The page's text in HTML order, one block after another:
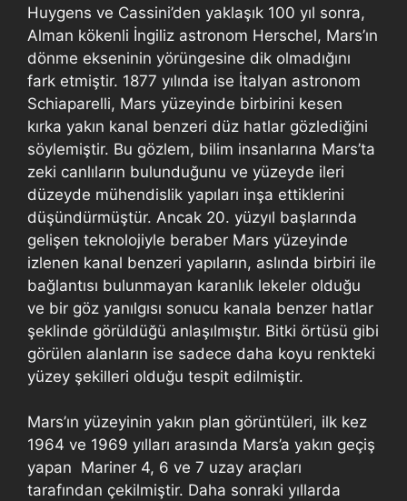
Huygens ve Cassini’den yaklaşık 100 yıl sonra,
Alman kökenli İngiliz astronom Herschel, Mars’ın
dönme ekseninin yörüngesine dik olmadığını
fark etmiştir. 1877 yılında ise İtalyan astronom
Schiaparelli, Mars yüzeyinde birbirini kesen
kırka yakın kanal benzeri düz hatlar gözlediğini
söylemiştir. Bu gözlem, bilim insanlarına Mars’ta
zeki canlıların bulunduğunu ve yüzeyde ileri
düzeyde mühendislik yapıları inşa ettiklerini
düşündürmüştür. Ancak 20. yüzyıl başlarında
gelişen teknolojiyle beraber Mars yüzeyinde
izlenen kanal benzeri yapıların, aslında birbiri ile
bağlantısı bulunmayan karanlık lekeler olduğu
ve bir göz yanılgısı sonucu kanala benzer hatlar
şeklinde görüldüğü anlaşılmıştır. Bitki örtüsü gibi
görülen alanların ise sadece daha koyu renkteki
yüzey şekilleri olduğu tespit edilmiştir.
Mars’ın yüzeyinin yakın plan görüntüleri, ilk kez
1964 ve 1969 yılları arasında Mars’a yakın geçiş
yapan Mariner 4, 6 ve 7 uzay araçları
tarafından çekilmiştir. Daha sonraki yıllarda